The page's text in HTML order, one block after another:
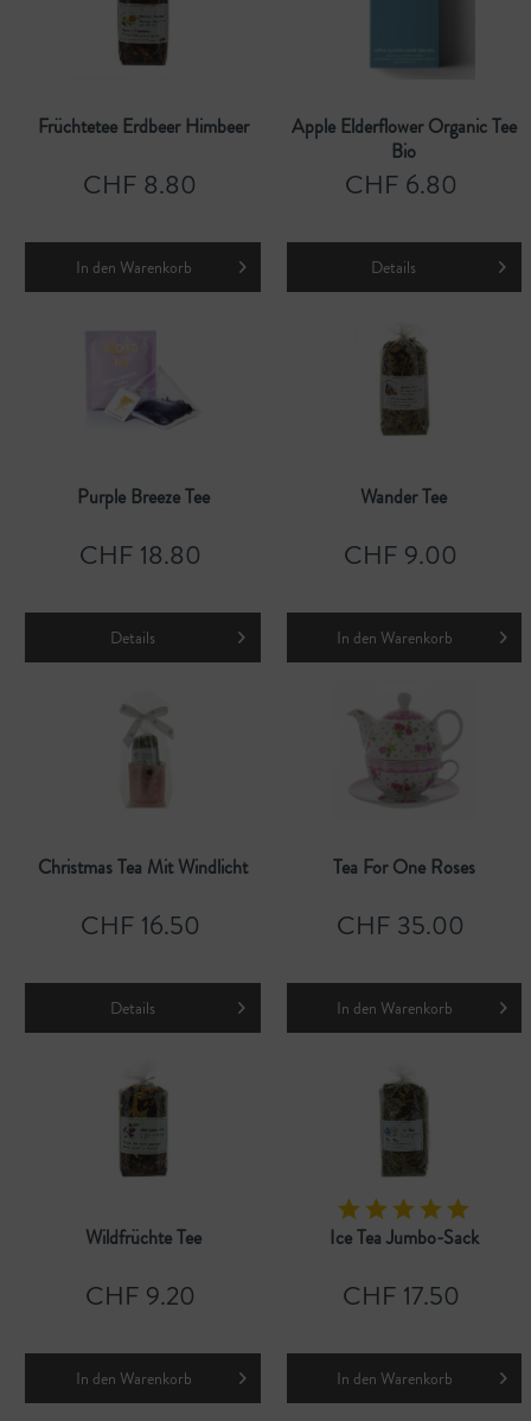
Früchtetee Erdbeer Himbeer
CHF 8.80
In den Warenkorb
Apple Elderflower Organic Tee
Bio
CHF 6.80
Details
Purple Breeze Tee
CHF 18.80
Details
Wander Tee
CHF 9.00
In den Warenkorb
Christmas Tea Mit Windlicht
CHF 16.50
Details
Tea For One Roses
CHF 35.00
In den Warenkorb
Wildfrüchte Tee
CHF 9.20
In den Warenkorb
Ice Tea Jumbo-Sack
CHF 17.50
In den Warenkorb